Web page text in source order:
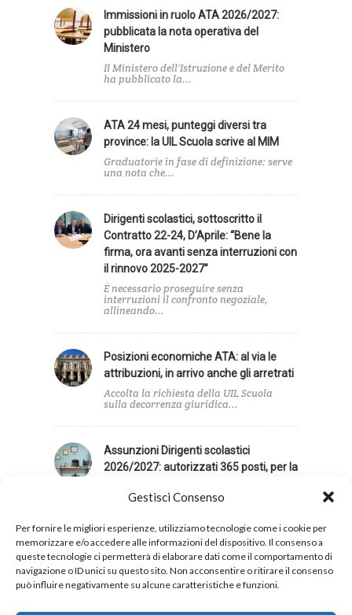
Gestisci Consenso
Per fornire le migliori esperienze, utilizziamo tecnologie come i cookie per
memorizzare e/o accedere alle informazioni del dispositivo. Il consenso a
queste tecnologie ci permetterà di elaborare dati come il comportamento di
navigazione o ID unici su questo sito. Non acconsentire o ritirare il consenso
può influire negativamente su alcune caratteristiche e funzioni.
Immissioni in ruolo ATA 2026/2027:
pubblicata la nota operativa del
Ministero
Il Ministero dell'Istruzione e del Merito
ha pubblicato la...
ATA 24 mesi, punteggi diversi tra
province: la UIL Scuola scrive al MIM
Graduatorie in fase di definizione: serve
una nota che...
Dirigenti scolastici, sottoscritto il
Contratto 22-24, D’Aprile: “Bene la
firma, ora avanti senza interruzioni con
il rinnovo 2025-2027”
È necessario proseguire senza
interruzioni il confronto negoziale,
allineando...
Posizioni economiche ATA: al via le
attribuzioni, in arrivo anche gli arretrati
Accolta la richiesta della UIL Scuola
sulla decorrenza giuridica...
Assunzioni Dirigenti scolastici
2026/2027: autorizzati 365 posti, per la
La UIL Scuola giudica insufficiente il